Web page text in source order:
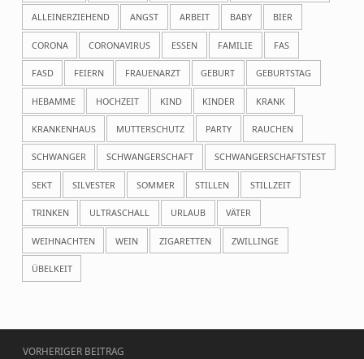
ALLEINERZIEHEND ANGST ARBEIT BABY BIER
CORONA CORONAVIRUS ESSEN FAMILIE FAS
FASD FEIERN FRAUENARZT GEBURT GEBURTSTAG
HEBAMME HOCHZEIT KIND KINDER KRANK
KRANKENHAUS MUTTERSCHUTZ PARTY RAUCHEN
SCHWANGER SCHWANGERSCHAFT SCHWANGERSCHAFTSTEST
SEKT SILVESTER SOMMER STILLEN STILLZEIT
TRINKEN ULTRASCHALL URLAUB VÄTER
WEIHNACHTEN WEIN ZIGARETTEN ZWILLINGE
ÜBELKEIT
Beitragsnavigation
VORHERIGER BEITRAG